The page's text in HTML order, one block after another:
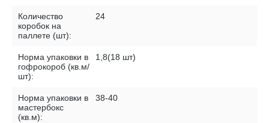
Количество
коробок на
паллете (шт):
24
Норма упаковки в
гофрокороб (кв.м/
шт):
1,8(18 шт)
Норма упаковки в
мастербокс
(кв.м):
38-40